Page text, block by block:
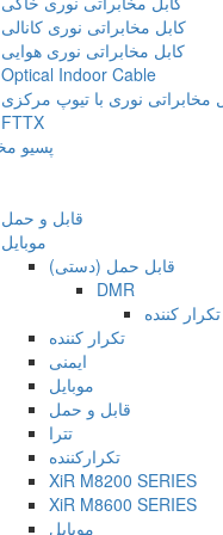
کابل مخابراتی نوری کانالی
کابل مخابراتی نوری هوایی
Optical Indoor Cable
مخابراتی نوری با تیوپ مرکزی
FTTX
پسیو
قابل و حمل
موبایل
قابل حمل (دستی)
DMR
تکرار کننده
تکرار کننده
ایمنی
موبایل
قابل و حمل
تترا
تکرارکننده
XiR M8200 SERIES
XiR M8600 SERIES
موبایل